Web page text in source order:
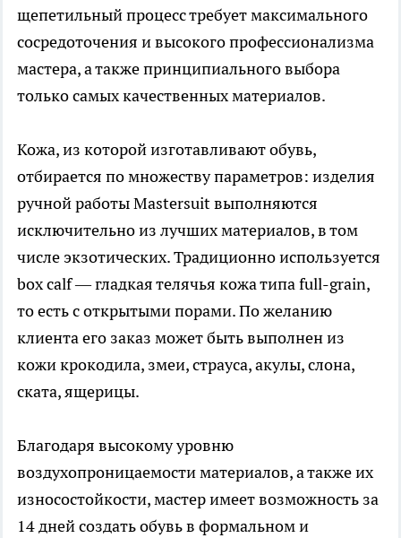
щепетильный процесс требует максимального
сосредоточения и высокого профессионализма
мастера, а также принципиального выбора
только самых качественных материалов.
Кожа, из которой изготавливают обувь,
отбирается по множеству параметров: изделия
ручной работы Mastersuit выполняются
исключительно из лучших материалов, в том
числе экзотических. Традиционно используется
box calf — гладкая телячья кожа типа full-grain,
то есть с открытыми порами. По желанию
клиента его заказ может быть выполнен из
кожи крокодила, змеи, страуса, акулы, слона,
ската, ящерицы.
Благодаря высокому уровню
воздухопроницаемости материалов, а также их
износостойкости, мастер имеет возможность за
14 дней создать обувь в формальном и